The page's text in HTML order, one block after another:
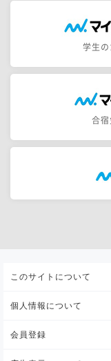
学生
合宿
このサイトについて
個人情報について
会員登録